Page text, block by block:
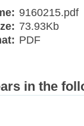
9160215.pdf
73.93Kb
PDF
in the